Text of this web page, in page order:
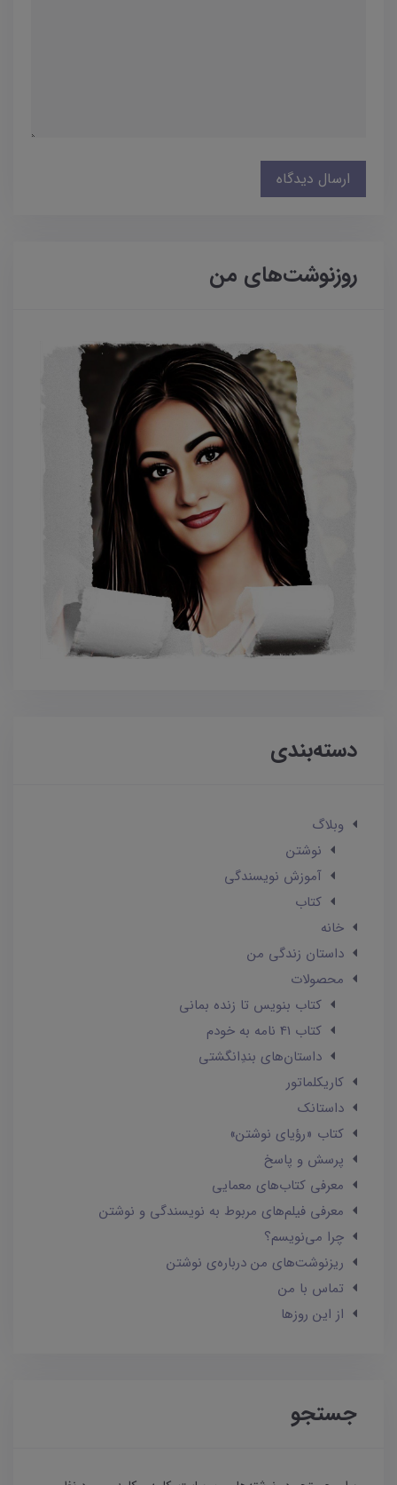
ارسال دیدگاه
روزنوشت‌های من
دسته‌بندی
وبلاگ
نوشتن
آموزش نویسندگی
کتاب
خانه
داستان زندگی من
محصولات
کتاب بنویس تا زنده بمانی
کتاب 41 نامه به خودم
داستان‌های بندِانگشتی
کاریکلماتور
داستانک‌
کتاب «رؤیای نوشتن»
پرسش و پاسخ
معرفی کتاب‌های معمایی
معرفی فیلم‌های مربوط به نویسندگی و نوشتن
چرا می‌نویسم؟
ریزنوشت‌های من درباره‌ی نوشتن
تماس با من
از این روزها
جستجو